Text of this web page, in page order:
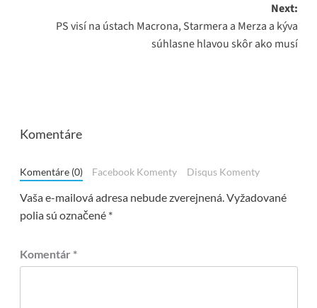
Next:
PS visí na ústach Macrona, Starmera a Merza a kýva
súhlasne hlavou skôr ako musí
Komentáre
Komentáre (0) Facebook Komenty Disqus Komenty
Vaša e-mailová adresa nebude zverejnená.Vyžadované
polia sú označené *
Komentár *